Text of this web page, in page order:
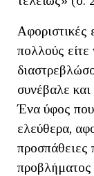
Αφοριστικές
πολλούς
συνέβαλε
Ένα ύφος
ελεύθερα,
προσπάθειες
προβλήματος